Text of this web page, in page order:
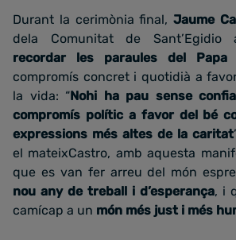
Durant la cerimònia final,Jaume
dela Comunitat de Sant’Egidio
recordar les paraules del Papa
compromís concret i quotidià a
la vida: “Nohi ha pau sense
compromís polític a favor del bé
expressions més altes de la caritat
el mateixCastro, amb aquesta
que es van fer arreu del món
nou any de treball i d’esperança, i
camícap a un món més just i més